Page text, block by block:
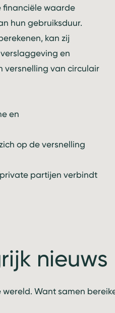
financiële waarde
hun gebruiksduur.
kan zij
en
versnelling van circulair
en
op de versnelling
partijen verbindt
nieuws
Want samen